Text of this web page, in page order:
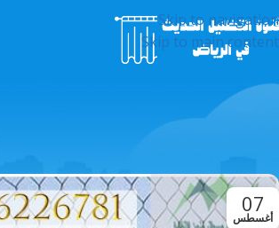
Skip to navigation
Skip to main content
07
أغسطس